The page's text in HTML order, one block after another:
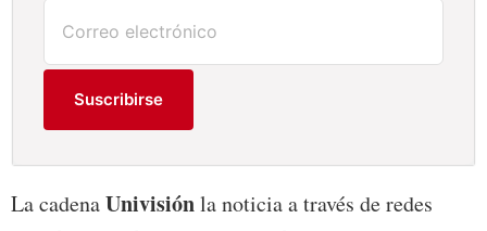
Suscribirse
La cadenaUnivisiónla noticia a través de redes